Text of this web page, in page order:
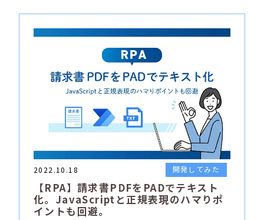
2022.10.18 開発してみた
【RPA】請求書PDFをPADでテキスト
化。JavaScriptと正規表現のハマりポ
イントも回避。